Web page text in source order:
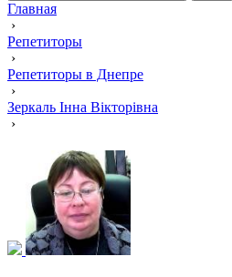
Главная
›
Репетиторы
›
Репетиторы в Днепре
›
Зеркаль Інна Вікторівна
›